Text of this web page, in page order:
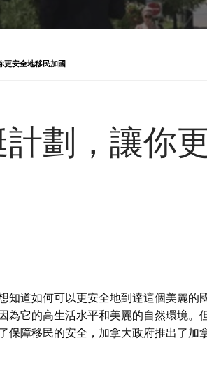
更安全地移民加國
劃，讓你
知道如何可以更安全地到達這個美麗的
為它的高生活水平和美麗的自然環境。
保障移民的安全，加拿大政府推出了加